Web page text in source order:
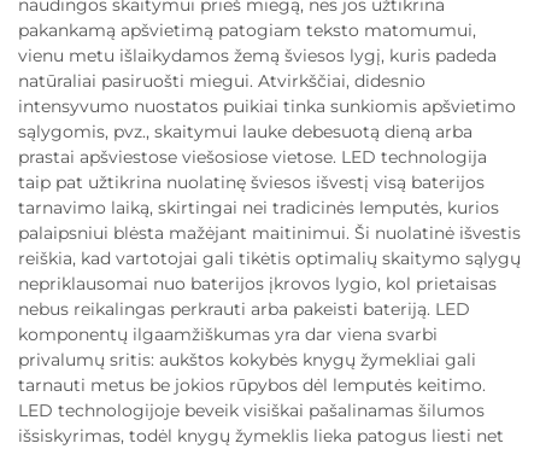
naudingos skaitymui prieš miegą, nes jos užtikrina
pakankamą apšvietimą patogiam teksto matomumui,
vienu metu išlaikydamos žemą šviesos lygį, kuris padeda
natūraliai pasiruošti miegui. Atvirkščiai, didesnio
intensyvumo nuostatos puikiai tinka sunkiomis apšvietimo
sąlygomis, pvz., skaitymui lauke debesuotą dieną arba
prastai apšviestose viešosiose vietose. LED technologija
taip pat užtikrina nuolatinę šviesos išvestį visą baterijos
tarnavimo laiką, skirtingai nei tradicinės lemputės, kurios
palaipsniui blėsta mažėjant maitinimui. Ši nuolatinė išvestis
reiškia, kad vartotojai gali tikėtis optimalių skaitymo sąlygų
nepriklausomai nuo baterijos įkrovos lygio, kol prietaisas
nebus reikalingas perkrauti arba pakeisti bateriją. LED
komponentų ilgaamžiškumas yra dar viena svarbi
privalumų sritis: aukštos kokybės knygų žymekliai gali
tarnauti metus be jokios rūpybos dėl lemputės keitimo.
LED technologijoje beveik visiškai pašalinamas šilumos
išsiskyrimas, todėl knygų žymeklis lieka patogus liesti net